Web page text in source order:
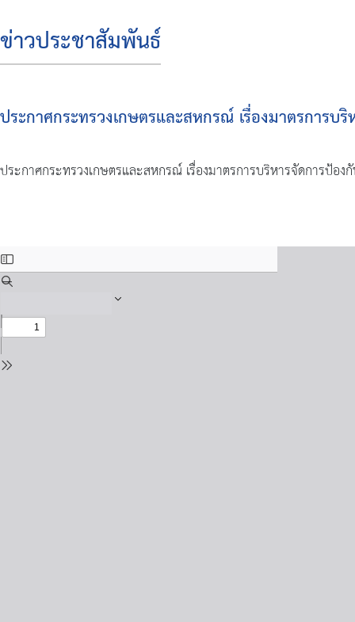
ข่าวประชาสัมพันธ์
ประกาศกระทรวงเกษตรและสหกรณ์ เรื่องมาตรการ
ประกาศกระทรวงเกษตรและสหกรณ์ เรื่องมาตรการบริหารจัดการป้